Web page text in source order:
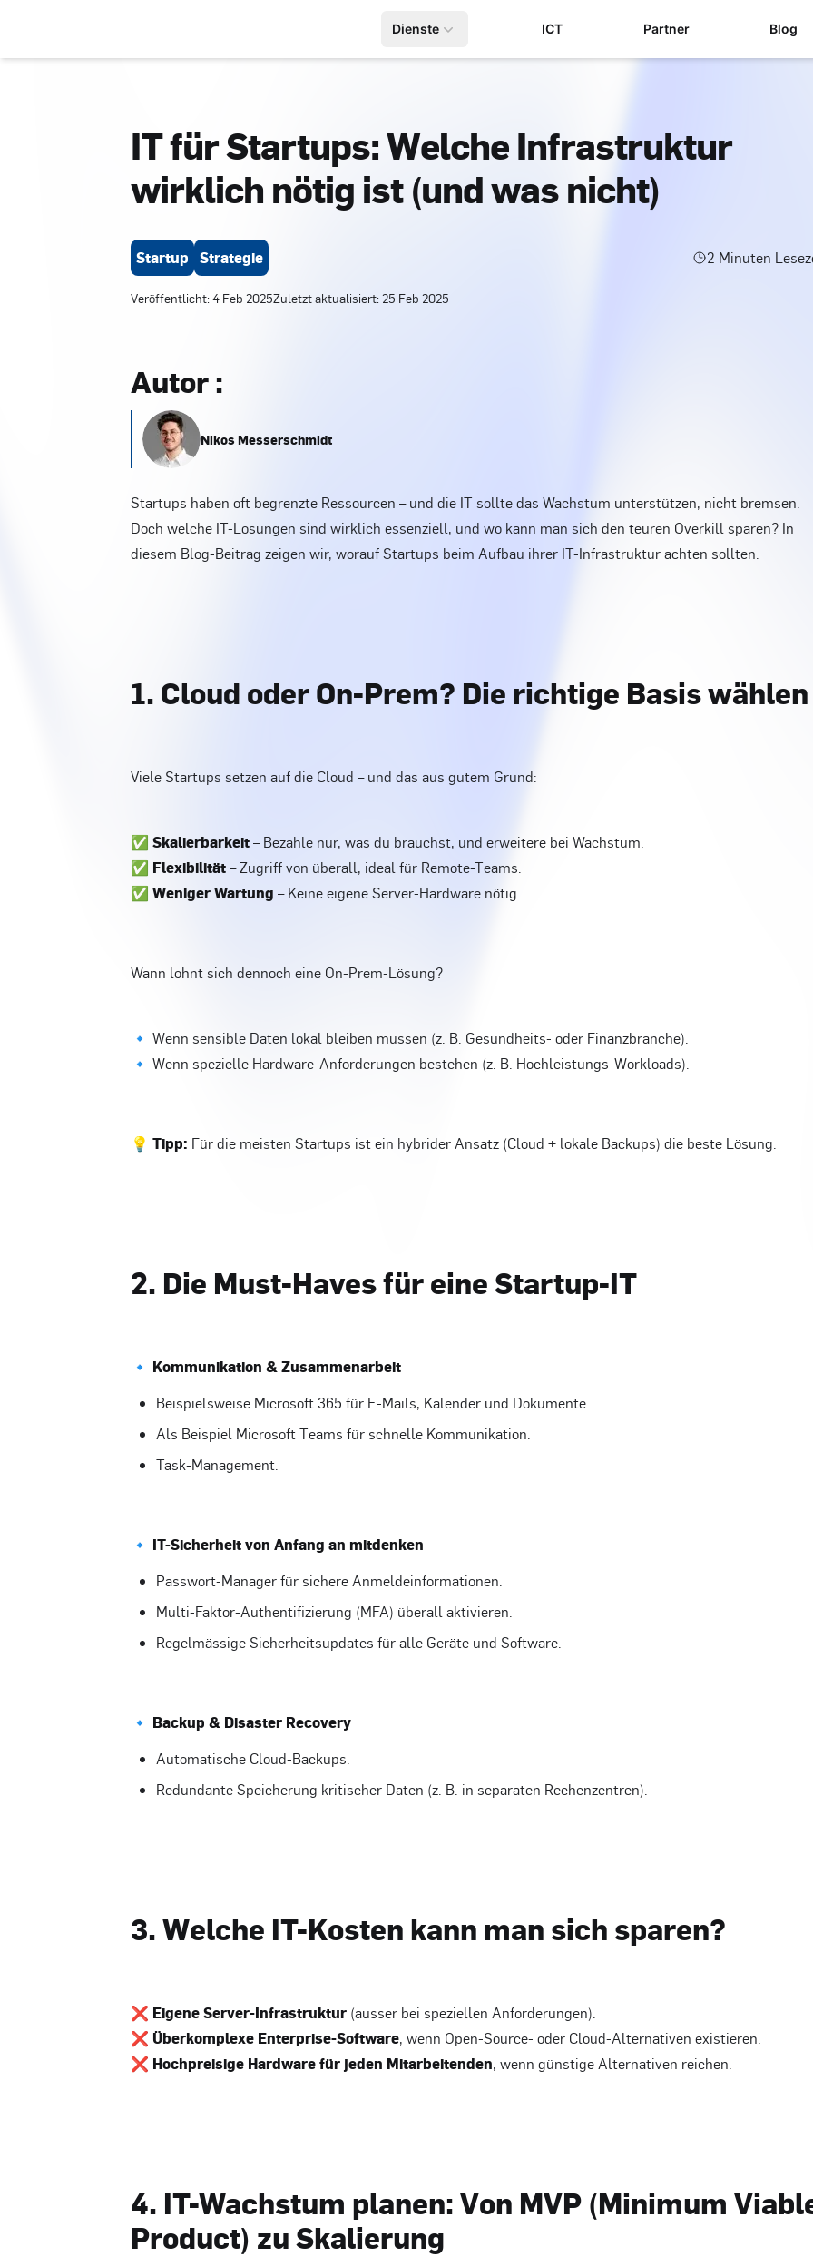
Dienste ICT Partner Blog
IT für Startups: Welche Infrastruktur
wirklich nötig ist (und was nicht)
Startup Strategie 2 Minuten
Veröffentlicht:4 Feb 2025Zuletzt aktualisiert:25 Feb 2025
Autor:
Nikos Messerschmidt
Startups haben oft begrenzte Ressourcen – und die IT sollte das Wachstum unterstützen, nicht bremsen.
Doch welche IT-Lösungen sind wirklich essenziell, und wo kann man sich den teuren Overkill sparen? In
diesem Blog-Beitrag zeigen wir, worauf Startups beim Aufbau ihrer IT-Infrastruktur achten sollten.
1. Cloud oder On-Prem? Die richtige Basis wählen
Viele Startups setzen auf die Cloud – und das aus gutem Grund:
✅ Skalierbarkeit– Bezahle nur, was du brauchst, und erweitere bei Wachstum.
✅ Flexibilität– Zugriff von überall, ideal für Remote-Teams.
✅ Weniger Wartung – Keine eigene Server-Hardware nötig.
Wann lohnt sich dennoch eine On-Prem-Lösung?
🔹 Wenn sensible Daten lokal bleiben müssen (z. B. Gesundheits- oder Finanzbranche).
🔹 Wenn spezielle Hardware-Anforderungen bestehen (z. B. Hochleistungs-Workloads).
💡 Tipp: Für die meisten Startups ist ein hybrider Ansatz (Cloud + lokale Backups) die beste Lösung.
2. Die Must-Haves für eine Startup-IT
🔹 Kommunikation & Zusammenarbeit
Beispielsweise Microsoft 365 für E-Mails, Kalender und Dokumente.
Als Beispiel Microsoft Teams für schnelle Kommunikation.
Task-Management.
🔹 IT-Sicherheit von Anfang an mitdenken
Passwort-Manager für sichere Anmeldeinformationen.
Multi-Faktor-Authentifizierung (MFA) überall aktivieren.
Regelmässige Sicherheitsupdates für alle Geräte und Software.
🔹 Backup & Disaster Recovery
Automatische Cloud-Backups.
Redundante Speicherung kritischer Daten (z. B. in separaten Rechenzentren).
3. Welche IT-Kosten kann man sich sparen?
❌ Eigene Server-Infrastruktur (ausser bei speziellen Anforderungen).
❌ Überkomplexe Enterprise-Software, wenn Open-Source- oder Cloud-Alternativen existieren.
❌ Hochpreisige Hardware für jeden Mitarbeitenden, wenn günstige Alternativen reichen.
4. IT-Wachstum planen: Von MVP (Minimum
Product) zu Skalierung